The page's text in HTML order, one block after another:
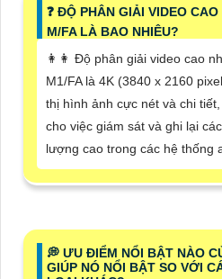
️❓ ĐỘ PHÂN GIẢI VIDEO
M/FA LÀ BAO NHIÊU?
️👩‍👩 Độ phân giải video cao
M1/FA là 4K (3840 x 2160
thị hình ảnh cực nét và chi
cho việc giám sát và ghi lại
lượng cao trong các hệ thống
️💭 ƯU ĐIỂM NỔI BẬT NÀO
GIÚP NÓ NỔI BẬT SO VỚI